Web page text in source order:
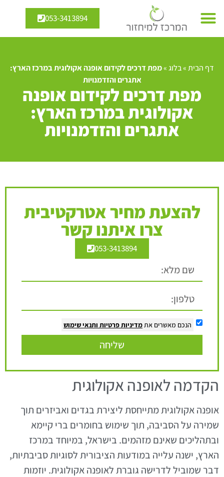
053-3413894
דף הבית»בלוג»מפת דרכים לקידום אופנה אקולוגית במרכז הארץ:
אתגרים והזדמנויות
מפת דרכים לקידום אופנה
אקולוגית במרכז הארץ:
אתגרים והזדמנויות
להצעת מחיר אטרקטיבית
צרו איתנו קשר
053-3413894
הנכם מאשרים את מדיניות פרטיות ותנאי שימוש
שליחה
הקדמה לאופנה אקולוגית
אופנה אקולוגית מתייחסת ליצירת בגדים ואביזרים תוך
שמירה על הסביבה, תוך שימוש בחומרים ברי קיימא
ובתהליכים שאינם מזהמים. בישראל, במיוחד במרכז
הארץ, ישנה עלייה במודעות הציבורית לסוגיות סביבתיות,
דבר שמוביל לדרישה גוברת לאופנה אקולוגית. יוזמות